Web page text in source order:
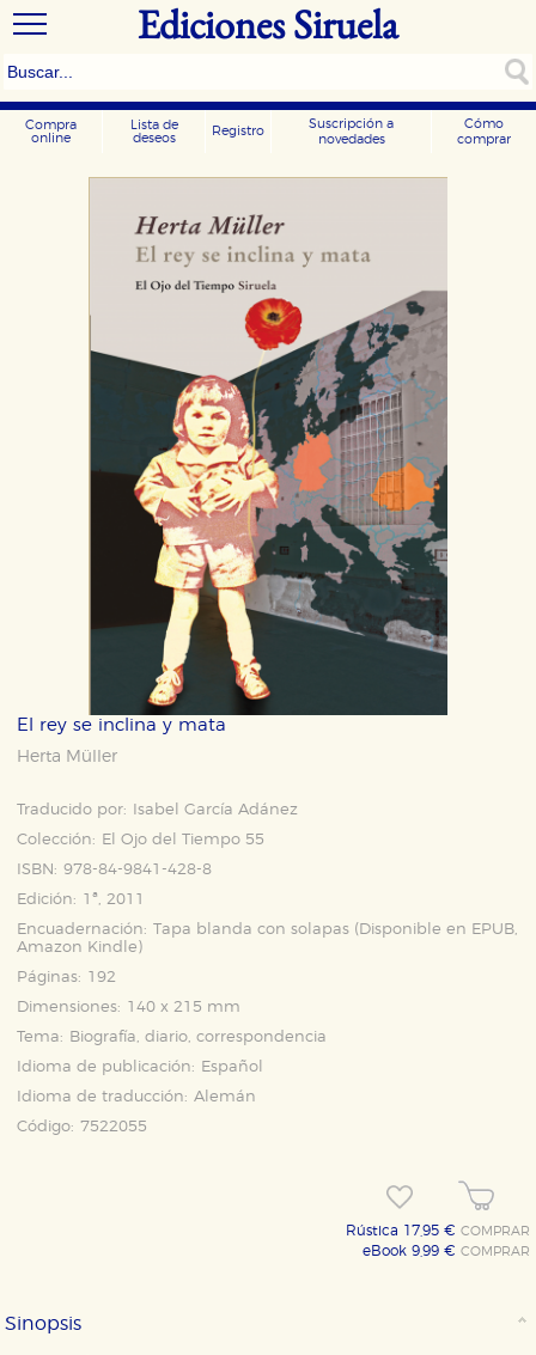
Ediciones Siruela
Compra
online
Lista de
deseos
Registro
Suscripción a
novedades
Cómo
comprar
El rey se inclina y mata
Herta Müller
Traducido por:
Isabel García Adánez
Colección:
El Ojo del Tiempo 55
ISBN: 978-84-9841-428-8
Edición: 1ª, 2011
Encuadernación: Tapa blanda con solapas (Disponible en EPUB,
Amazon Kindle )
Páginas: 192
Dimensiones: 140 x 215 mm
Tema:
Biografía, diario, correspondencia
Idioma de publicación:
Español
Idioma de traducción: Alemán
Código: 7522055
Rústica 17,95 €COMPRAR
eBook 9,99 €COMPRAR
Sinopsis